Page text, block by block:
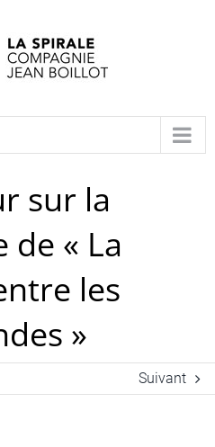
sur la
de « La
les
»
Suivant